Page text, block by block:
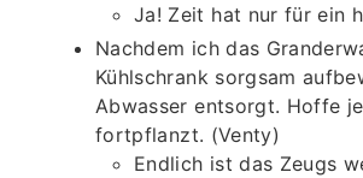
Ja! Zeit hat nur für ein
Nachdem ich das
Kühlschrank sorgsam
Abwasser entsorgt. Hoffe
fortpflanzt. (Venty)
Endlich ist das Zeugs